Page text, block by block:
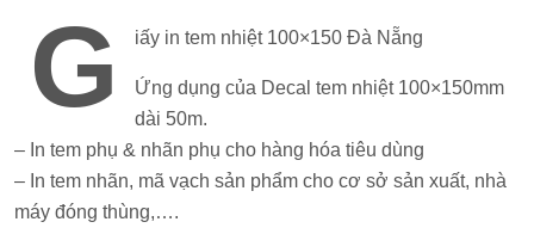
là:
65.000 VND.
tại
là:
G iấy in tem nhiệt 100×150 Đà Nẵng
Ứng dụng của Decal tem nhiệt 100×150mm
dài 50m.
– In tem phụ & nhãn phụ cho hàng hóa tiêu dùng
– In tem nhãn, mã vạch sản phẩm cho cơ sở sản xuất, nhà
máy đóng thùng,….